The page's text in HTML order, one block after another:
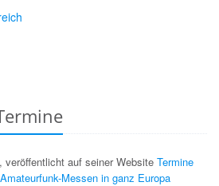
, veröffentlicht auf seiner Website Termine
Messen in ganz Europa